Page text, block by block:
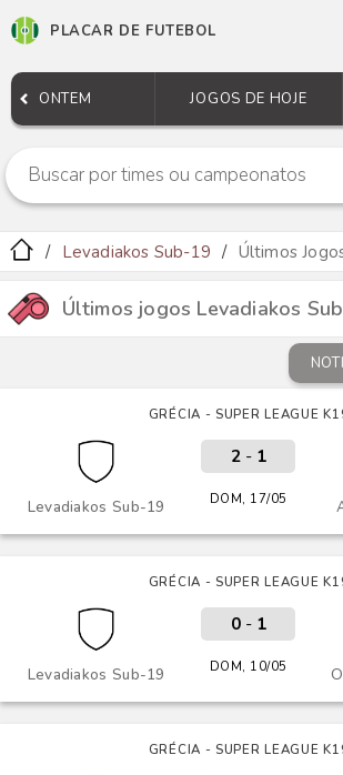
PLACAR DE FUTEBOL
ONTEM JOGOS DE HOJE
Levadiakos Sub-19 Últimos
Últimos jogos Levadiakos
GRÉCIA - SUPER LEAGUE
Levadiakos Sub-19
2- 1
DOM, 17/05
GRÉCIA - SUPER LEAGUE
Levadiakos Sub-19
0- 1
DOM, 10/05
GRÉCIA - SUPER LEAGUE